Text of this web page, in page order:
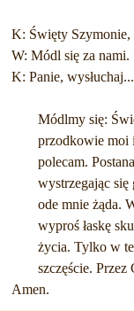
K: Święty
W: Módl się za nami.
K: Panie, wysłuchaj...
Módlmy się:
przodkowie moi
polecam.
wystrzegając się
ode mnie żąda.
wyproś łaskę
życia. Tylko w
szczęście. Przez
Amen.